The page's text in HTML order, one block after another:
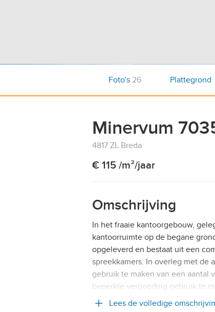
Plattegrond
Foto's 26
Minervum
4817 ZL Breda
€ 115 /m²/jaar
Omschrijving
In het fraaie kantoorgebouw,
kantoorruimte op de begane
opgeleverd en bestaat uit een
spreekkamers. In overleg met de
gebruik te maken van een aantal
beperkte vergoeding gebruik te
Lees de volledige